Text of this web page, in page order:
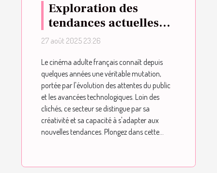
Exploration des
tendances actuelles
dans le cinéma adulte
27 août 2025 23:26
Le cinéma adulte français connaît depuis
quelques années une véritable mutation,
portée par l'évolution des attentes du public
et les avancées technologiques. Loin des
clichés, ce secteur se distingue par sa
créativité et sa capacité à s'adapter aux
nouvelles tendances. Plongez dans cette...